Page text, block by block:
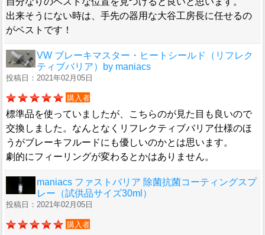
出来そうにない時は、手先の器用な大谷工房長に任せるの
がベストです！
VW ブレーキマスター・ヒートシールド（リフレク
ティブバリア）by maniacs
投稿日：2021年02月05日
購入者
標準品を使っていましたが、こちらのが見た目も良いので
交換しました。なんとなくリフレクティブバリア仕様のほ
うがブレーキフルードにも優しいのかとは思います。
劇的にフィーリングが変わるとかはありません。
maniacs ファストバリア 除菌抗菌コーティングスプ
レー（試供品サイズ30ml）
投稿日：2021年02月05日
購入者